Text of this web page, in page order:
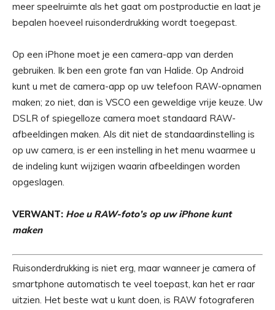
meer speelruimte als het gaat om postproductie en laat je
bepalen hoeveel ruisonderdrukking wordt toegepast.
Op een iPhone moet je een camera-app van derden
gebruiken. Ik ben een grote fan van Halide. Op Android
kunt u met de camera-app op uw telefoon RAW-opnamen
maken; zo niet, dan is VSCO een geweldige vrije keuze. Uw
DSLR of spiegelloze camera moet standaard RAW-
afbeeldingen maken. Als dit niet de standaardinstelling is
op uw camera, is er een instelling in het menu waarmee u
de indeling kunt wijzigen waarin afbeeldingen worden
opgeslagen.
VERWANT: Hoe u RAW-foto’s op uw iPhone kunt
maken
Ruisonderdrukking is niet erg, maar wanneer je camera of
smartphone automatisch te veel toepast, kan het er raar
uitzien. Het beste wat u kunt doen, is RAW fotograferen